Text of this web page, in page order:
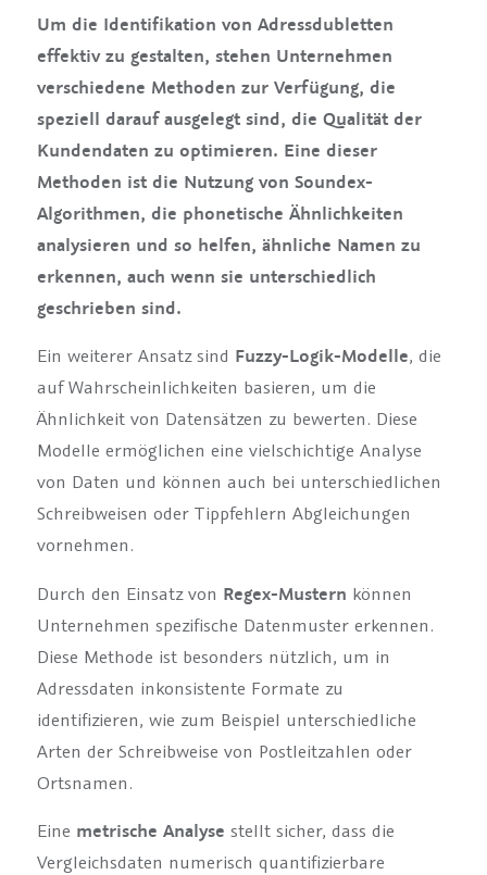
Um die Identifikation von Adressdubletten
effektiv zu gestalten, stehen Unternehmen
verschiedene Methoden zur Verfügung, die
speziell darauf ausgelegt sind, die Qualität der
Kundendaten zu optimieren. Eine dieser
Methoden ist die Nutzung von Soundex-
Algorithmen, die phonetische Ähnlichkeiten
analysieren und so helfen, ähnliche Namen zu
erkennen, auch wenn sie unterschiedlich
geschrieben sind.
Ein weiterer Ansatz sind Fuzzy-Logik-Modelle, die
auf Wahrscheinlichkeiten basieren, um die
Ähnlichkeit von Datensätzen zu bewerten. Diese
Modelle ermöglichen eine vielschichtige Analyse
von Daten und können auch bei unterschiedlichen
Schreibweisen oder Tippfehlern Abgleichungen
vornehmen.
Durch den Einsatz von Regex-Mustern können
Unternehmen spezifische Datenmuster erkennen.
Diese Methode ist besonders nützlich, um in
Adressdaten inkonsistente Formate zu
identifizieren, wie zum Beispiel unterschiedliche
Arten der Schreibweise von Postleitzahlen oder
Ortsnamen.
Eine metrische Analyse stellt sicher, dass die
Vergleichsdaten numerisch quantifizierbare